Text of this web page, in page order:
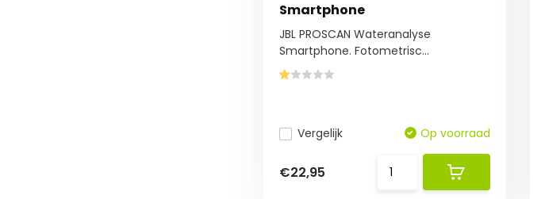
Smartphone
JBL PROSCAN Wateranalyse
Smartphone. Fotometrisc...
Vergelijk Op voorraad
€22,95